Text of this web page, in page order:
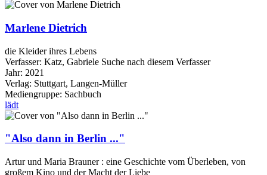
Marlene Dietrich
die Kleider ihres Lebens
Verfasser: Katz, Gabriele Suche nach diesem Verfasser
Jahr: 2021
Verlag: Stuttgart, Langen-Müller
Mediengruppe: Sachbuch
lädt
"Also dann in Berlin ..."
Artur und Maria Brauner : eine Geschichte vom Überleben, von
großem Kino und der Macht der Liebe